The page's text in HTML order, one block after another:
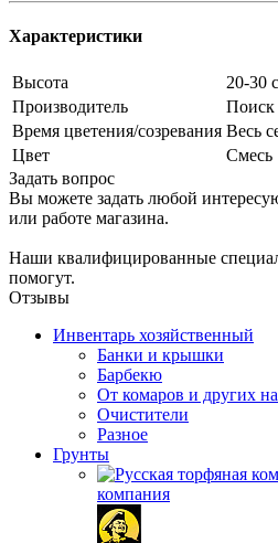
Характеристики
Высота
20-30
Производитель
Поиск
Время цветения/созревания Весь
Цвет
Смесь
Задать вопрос
Вы можете задать любой
или работе магазина.
Наши квалифицированные
помогут.
Отзывы
Инвентарь хозяйственный
Банки и крышки
Барбекю
От комаров и других
Очистители
Разное
Грунты
компания